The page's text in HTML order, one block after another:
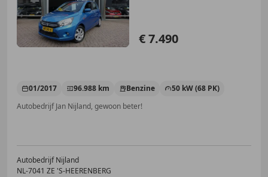
€ 7.490
01/2017 96.988 km Benzine
50 kW (68 PK)
Autobedrijf Jan Nijland, gewoon beter!
Autobedrijf Nijland
NL-7041 ZE 'S-HEERENBERG